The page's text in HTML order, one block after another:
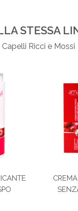
STESSA
Capelli Ricci e Mossi